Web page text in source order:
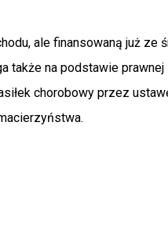
ale finansowaną już ze
także na podstawie
chorobowy przez